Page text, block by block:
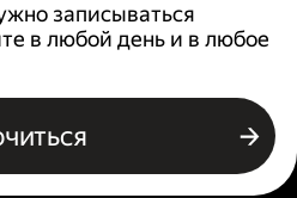
записываться
в любой день и в любое